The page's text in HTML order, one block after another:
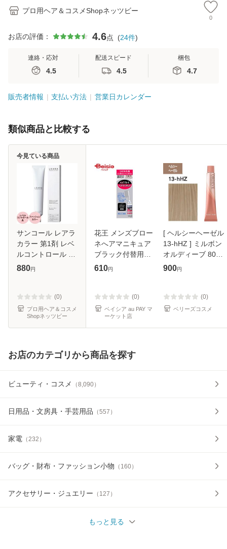
プロ用ヘア＆コスメShopネッツビー
0
お店の評価： 4.6点 (24件)
連絡・応対
4.5
配送スピード
4.5
梱包
4.7
販売者情報 支払い方法 営業日カレンダー
類似商品と比較する
サンコール レアラ
カラー 第1剤 レベ
ルコントロール A
80g [ ヘアカラー
suncall
880円
(0)
プロ用ヘア＆コスメ
Shopネッツビー
今見ている商品
花王 メンズブロー
ネへアマニキュア
ブラック付替用
72g | 白髪染め メ
ク 簡単 部分染め
花王 男性用
610円
(0)
ベイシア au PAY マ
ーケット店
[ ヘルシーヘーゼル
13-hHZ ] ミルボン
オルディーブ 80g
ヘアカラー カラー
900円
(0)
ベリーズコスメ
お店のカテゴリから商品を探す
ビューティ・コスメ （8,090）
日用品・文房具・手芸用品 （557 ）
家電 （232 ）
バッグ・財布・ファッション小物 （ 160）
アクセサリー・ジュエリー （ 127 ）
もっと見る